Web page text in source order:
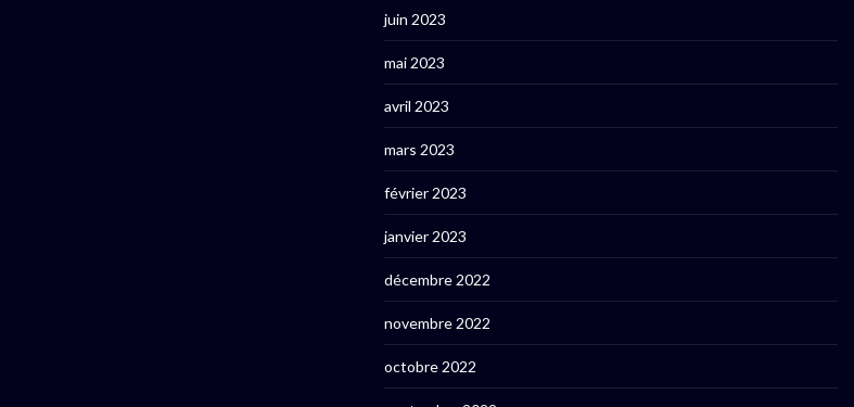
juin 2023
mai 2023
avril 2023
mars 2023
février 2023
janvier 2023
décembre 2022
novembre 2022
octobre 2022